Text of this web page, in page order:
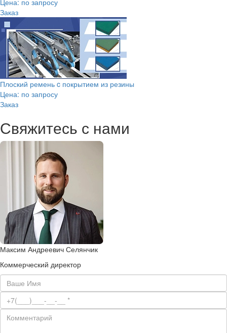
Заказ
Плоский ремень c покрытием из резины
Цена: по запросу
Заказ
Свяжитесь с нами
Максим Андреевич Селянчик
Коммерческий директор